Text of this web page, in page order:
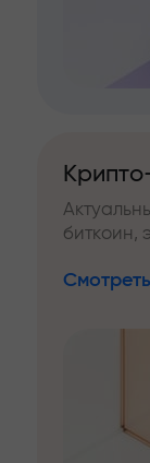
биткоин,